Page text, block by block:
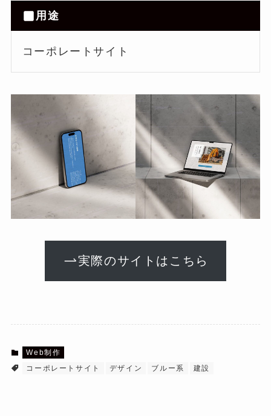
用途
コーポレートサイト
実際のサイトはこちら
Web制作
コーポレートサイト
デザイン ブルー系 建設